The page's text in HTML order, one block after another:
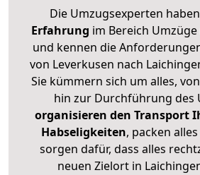
Die Umzugsexperten haben
Erfahrung im Bereich
und kennen die
von Leverkusen nach
Sie kümmern sich um alles,
hin zur Durchführung des
organisieren den Transport
Habseligkeiten, packen
sorgen dafür, dass alles
neuen Zielort in